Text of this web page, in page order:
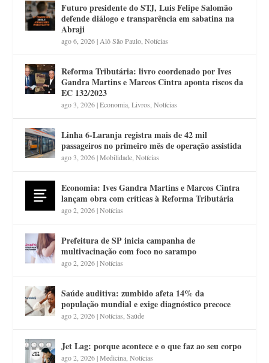
Futuro presidente do STJ, Luis Felipe Salomão
defende diálogo e transparência em sabatina na
Abraji
ago 6, 2026| Alô São Paulo ,Notícias
Reforma Tributária: livro coordenado por Ives
Gandra Martins e Marcos Cintra aponta riscos da
EC 132/2023
ago 3, 2026|Economia ,Livros ,Notícias
Linha 6-Laranja registra mais de 42 mil
passageiros no primeiro mês de operação assistida
ago 3, 2026|Mobilidade ,Notícias
Economia: Ives Gandra Martins e Marcos Cintra
lançam obra com críticas à Reforma Tributária
ago 2, 2026|Notícias
Prefeitura de SP inicia campanha de
multivacinação com foco no sarampo
ago 2, 2026|Notícias
Saúde auditiva: zumbido afeta 14% da
população mundial e exige diagnóstico precoce
ago 2, 2026|Notícias ,Saúde
Jet Lag: porque acontece e o que faz ao seu corpo
ago 2, 2026|Medicina ,Notícias